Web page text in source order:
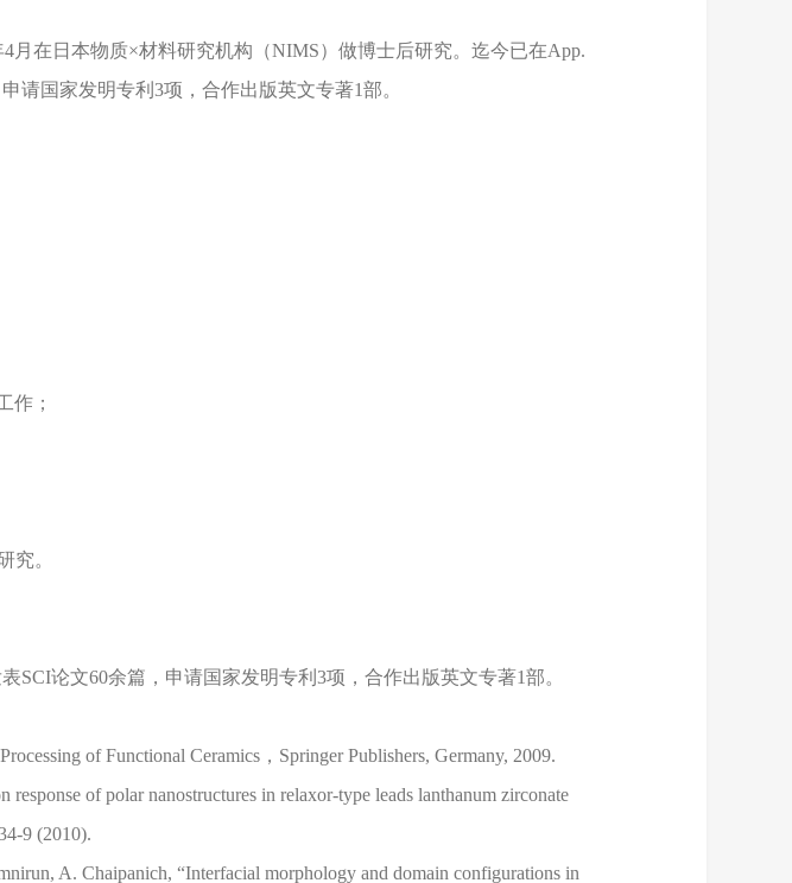
月在日本物质×材料研究机构（NIMS）做博士后研究。迄今已在App.
请国家发明专利3项，合作出版英文专著1部。
作；
究。
SCI论文60余篇，申请国家发明专利3项，合作出版英文专著1部。
of Functional Ceramics，Springer Publishers, Germany, 2009.
of polar nanostructures in relaxor-type leads lanthanum zirconate
9 (2010).
A. Chaipanich, “Interfacial morphology and domain configurations in